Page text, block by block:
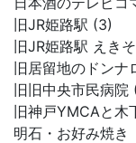
旧JR姫路駅 (3)
旧JR姫路駅 えき
旧居留地のドンナ
旧旧中央市民病院
旧神戸YMCAと木
明石・お好み焼き